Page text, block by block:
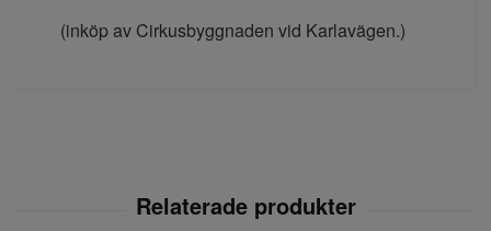
(inköp av Cirkusbyggnaden vid Karlavägen.)